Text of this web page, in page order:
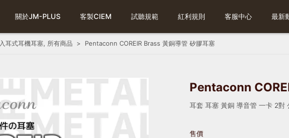
關於JM-PLUS 客製CIEM 試聽規範 紅利規則 客服中心 最新
入耳式耳機耳塞, 所有商品 Pentaconn COREIR Brass 黃銅導管 矽膠耳塞
Pentaconn
耳套 耳塞 黃銅 導音管 一卡 2對
售價